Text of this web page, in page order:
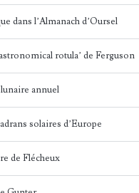
dans l’Almanach d’Oursel
rotula’ de Ferguson
annuel
solaires d’Europe
de Flécheux